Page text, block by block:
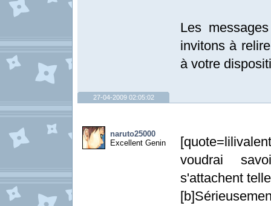
Les
invitons à
à votre
27-04-2009 02:05:02
naruto25000
Excellent Genin
voudrai
s'attachent